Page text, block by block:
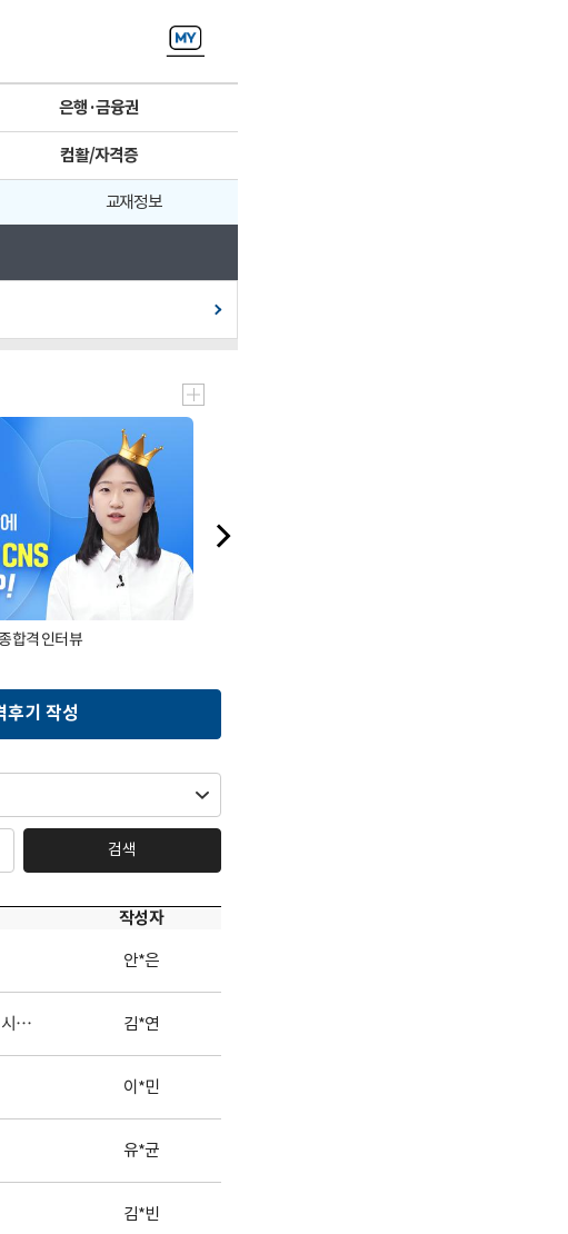
은행·금융권
컴활/자격증
교재정보
합격 인터뷰
Next
후기 작성
검색
작성자
안*은
해커스 은행패스 강의듣고 ncs 처음이지만 필기 응시한 곳 올합, 첫 시즌 최종합격했습니다! 김*연
이*민
유*균
김*빈